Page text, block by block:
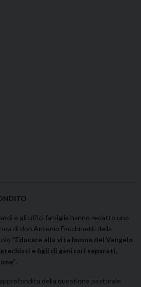
e gli uffici famiglia hanno redatto uno
cura di don Antonio Facchinetti della
“Educare alla vita buona del Vangelo
e figli di genitori separati,
.
della questione pastorale